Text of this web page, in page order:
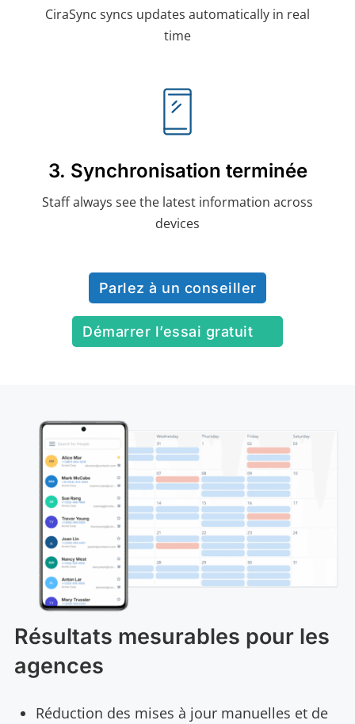
CiraSync syncs updates automatically in real
time
3. Synchronisation terminée
Staff always see the latest information across
devices
Parlez à un conseiller
Démarrer l’essai gratuit
Résultats mesurables pour les
agences
Réduction des mises à jour manuelles et de